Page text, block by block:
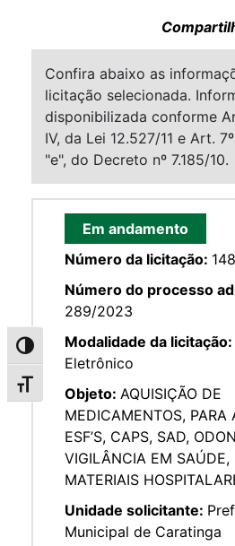
Alternar alto contraste
Alternar tamanho da fonte
Confira abaixo as
licitação selecionada.
disponibilizada conforme
IV, da Lei 12.527/11 e Art.
"e", do Decreto nº 7.185/10.
Em andamento
Número da licitação:
Número do processo
289/2023
Modalidade da licitação:
Eletrônico
Objeto: AQUISIÇÃO DE
MEDICAMENTOS, PARA
ESF’S, CAPS, SAD,
VIGILÂNCIA EM SAÚDE,
MATERIAIS
Unidade solicitante:
Municipal de Caratinga